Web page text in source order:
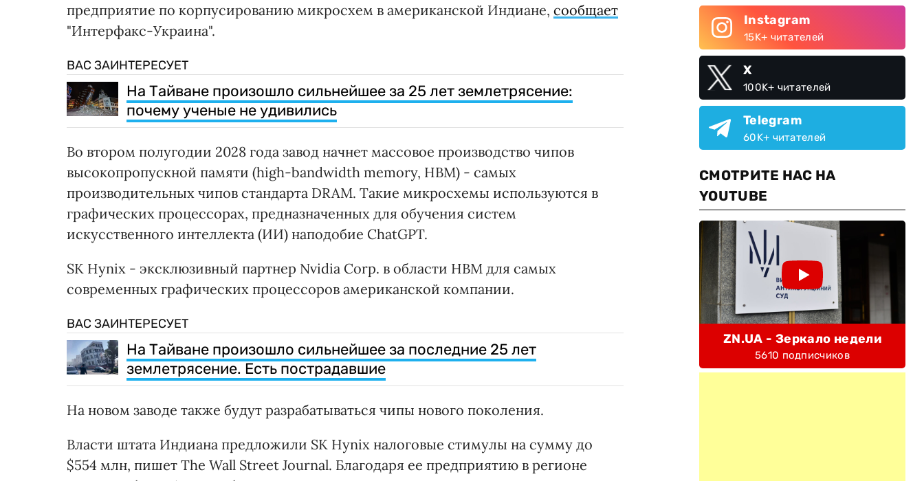
предприятие по корпусированию микросхем в американской Индиане, сообщает
"Интерфакс-Украина".
ВАС ЗАИНТЕРЕСУЕТ
На Тайване произошло сильнейшее за 25 лет землетрясение:
почему ученые не удивились
Во втором полугодии 2028 года завод начнет массовое производство чипов
высокопропускной памяти (high-bandwidth memory, HBM) - самых
производительных чипов стандарта DRAM. Такие микросхемы используются в
графических процессорах, предназначенных для обучения систем
искусственного интеллекта (ИИ) наподобие ChatGPT.
SK Hynix - эксклюзивный партнер Nvidia Corp. в области HBM для самых
современных графических процессоров американской компании.
ВАС ЗАИНТЕРЕСУЕТ
На Тайване произошло сильнейшее за последние 25 лет
землетрясение. Есть пострадавшие
На новом заводе также будут разрабатываться чипы нового поколения.
Власти штата Индиана предложили SK Hynix налоговые стимулы на сумму до
$554 млн, пишет The Wall Street Journal. Благодаря ее предприятию в регионе
Instagram
15K+ читателей
X
100K+ читателей
Telegram
60K+ читателей
СМОТРИТЕ НАС НА
YOUTUBE
ZN.UA - Зеркало недели
5610 подписчиков